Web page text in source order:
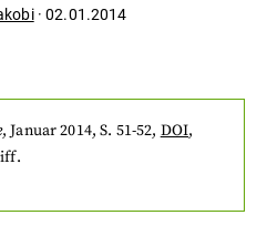
·02.01.2014
,Januar 2014, S. 51-52, DOI,